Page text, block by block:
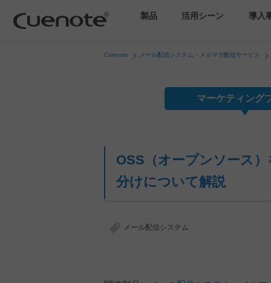
製品
メール配信システム
SMS配信サービス
活用シーン 導入
Cuenote メール配信システム・メルマガ配信サービス
マーケティング
OSS（オープンソース
分けについて解説
メール配信システム